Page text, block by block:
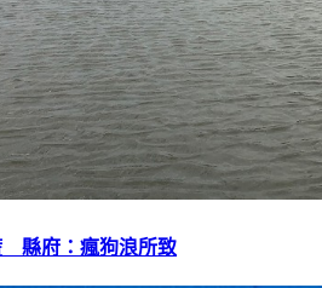
縣府：瘋狗浪所致